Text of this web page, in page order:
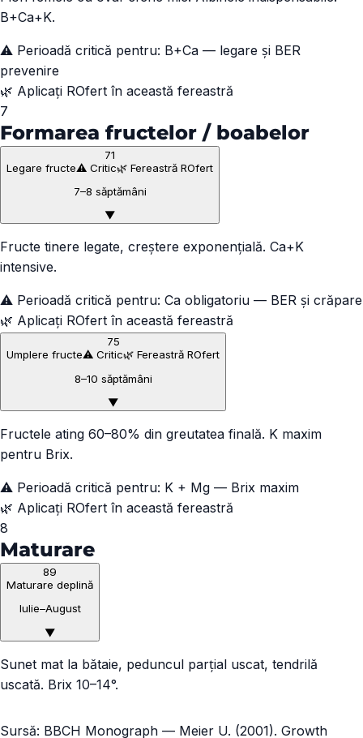
B+Ca+K.
⚠️ Perioadă critică pentru: B+Ca — legare și BER
prevenire
🌿 Aplicați ROfert în această fereastră
7
Formarea fructelor / boabelor
71
Legare fructe⚠️ Critic🌿 Fereastră ROfert
7–8 săptămâni
▼
Fructe tinere legate, creștere exponențială. Ca+K
intensive.
⚠️ Perioadă critică pentru: Ca obligatoriu — BER și crăpare
🌿 Aplicați ROfert în această fereastră
75
Umplere fructe⚠️ Critic🌿 Fereastră ROfert
8–10 săptămâni
▼
Fructele ating 60–80% din greutatea finală. K maxim
pentru Brix.
⚠️ Perioadă critică pentru: K + Mg — Brix maxim
🌿 Aplicați ROfert în această fereastră
8
Maturare
89
Maturare deplină
Iulie–August
▼
Sunet mat la bătaie, peduncul parțial uscat, tendrilă
uscată. Brix 10–14°.
Sursă: BBCH Monograph — Meier U. (2001). Growth